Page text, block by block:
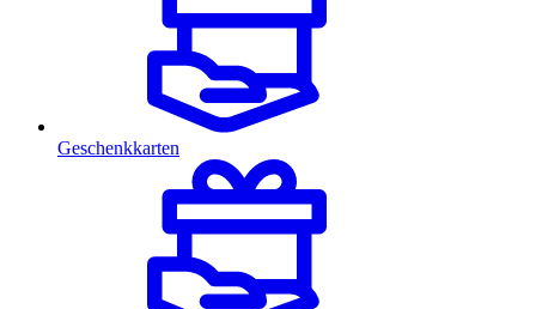
Geschenkkarten